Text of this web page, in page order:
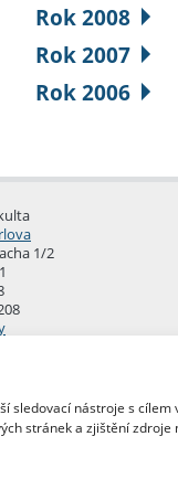
sledovací nástroje s cílem
stránek a zjištění zdroje
Rok 2008
Rok 2007
Rok 2006
1/2